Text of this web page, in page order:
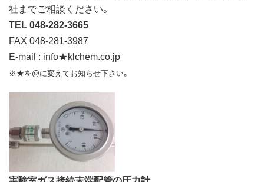
社までご相談ください。
TEL 048-282-3665
FAX 048-281-3987
E-mail : info★klchem.co.jp
※★を@に変えてお知らせ下さい。